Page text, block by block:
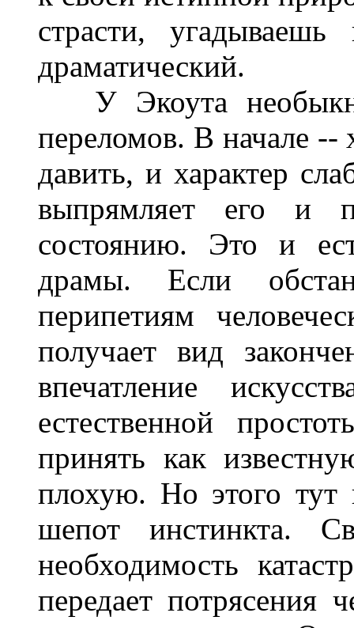
страсти,
драматический.
У Экоута
переломов. В начале --
давить, и характер
выпрямляет его и
состоянию. Это и
драмы. Если
перипетиям
получает вид
впечатление
естественной
принять как
плохую. Но этого тут
шепот инстинкта.
необходимость
передает потрясения